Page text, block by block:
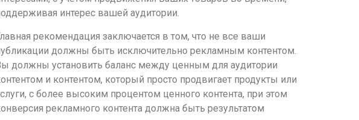
интерес вашей аудитории.
рекомендация заключается в том, что не все ваши
должны быть исключительно рекламным контентом.
должны установить баланс между ценным для аудитории
и контентом, который просто продвигает продукты или
с более высоким процентом ценного контента, при этом
рекламного контента должна быть результатом